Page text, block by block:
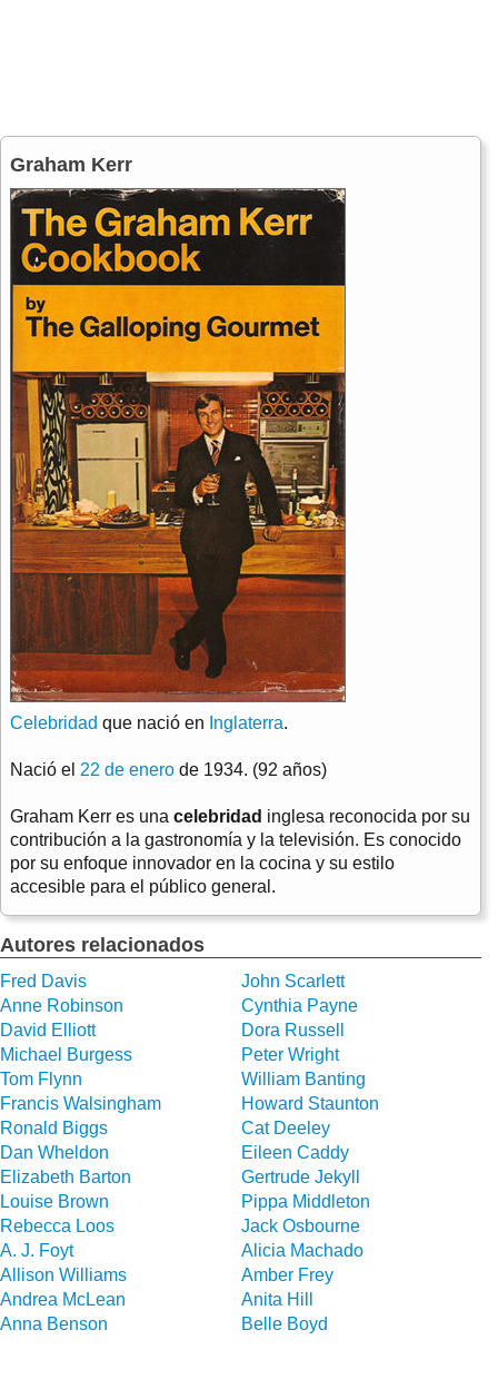
Graham Kerr
Celebridad que nació en Inglaterra.
Nació el 22 de enero de 1934. (92 años)
Graham Kerr es una celebridad inglesa reconocida por su
contribución a la gastronomía y la televisión. Es conocido
por su enfoque innovador en la cocina y su estilo
accesible para el público general.
Autores relacionados
Fred Davis
John Scarlett
Anne Robinson
Cynthia Payne
David Elliott
Dora Russell
Michael Burgess
Peter Wright
Tom Flynn
William Banting
Francis Walsingham
Howard Staunton
Ronald Biggs
Cat Deeley
Dan Wheldon
Eileen Caddy
Elizabeth Barton
Gertrude Jekyll
Louise Brown
Pippa Middleton
Rebecca Loos
Jack Osbourne
A. J. Foyt
Alicia Machado
Allison Williams
Amber Frey
Andrea McLean
Anita Hill
Anna Benson
Belle Boyd